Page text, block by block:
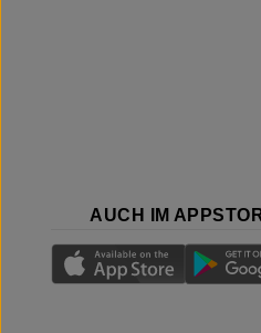
AUCH IM